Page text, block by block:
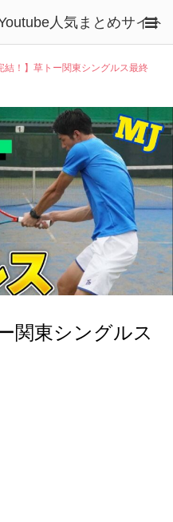
人気まとめサイト
結！】草トー関東シングルス最終
関東シングルス